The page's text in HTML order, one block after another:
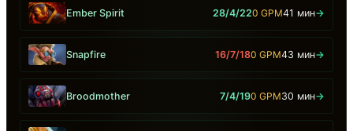
Ember Spirit 28/4/220 GPM41 мин→
Snapfire 16/7/180 GPM43 мин→
Broodmother 7/4/190 GPM30 мин→